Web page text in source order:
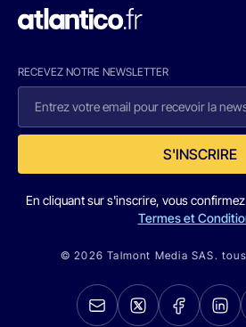
RECEVEZ NOTRE NEWSLETTER
S'INSCRIRE
En cliquant sur s'inscrire, vous
Termes et
© 2026 Talmont Media SAS.